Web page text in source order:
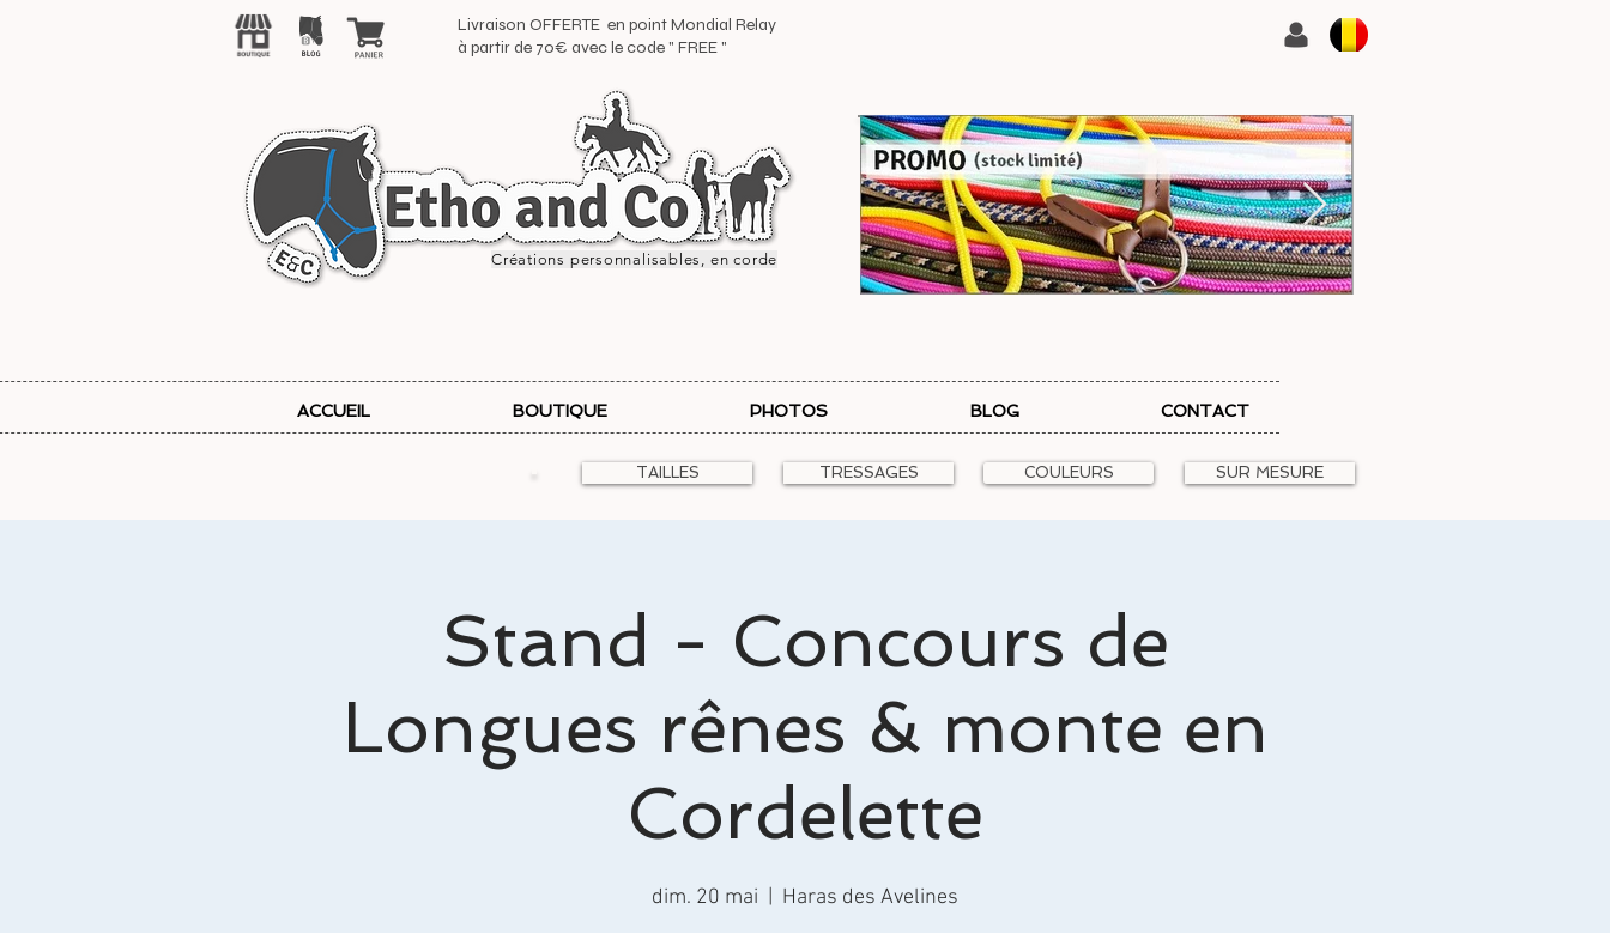
Livraison OFFERTE en point Mondial Relay
à partir de 70€ avec le code " FREE "
Créations personnalisables, en corde
ACCUEIL BOUTIQUE PHOTOS BLOG CONTACT
TAILLES TRESSAGES COULEURS SUR MESURE
Stand - Concours de
Longues rênes & monte en
Cordelette
dim. 20 mai Haras des Avelines